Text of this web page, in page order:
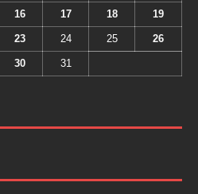
16 17 18 19
23 24 25 26
30
31